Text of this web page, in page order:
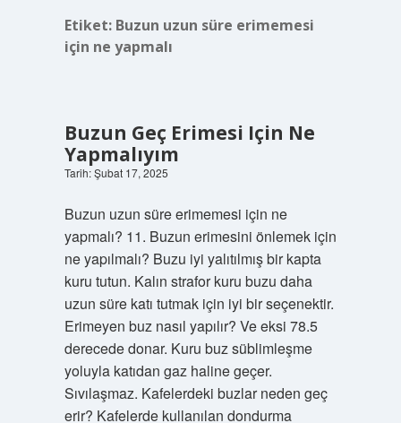
Etiket: Buzun uzun süre erimemesi
için ne yapmalı
Buzun Geç Erimesi Için Ne
Yapmalıyım
Tarih: Şubat 17, 2025
Buzun uzun süre erimemesi için ne
yapmalı? 11. Buzun erimesini önlemek için
ne yapılmalı? Buzu iyi yalıtılmış bir kapta
kuru tutun. Kalın strafor kuru buzu daha
uzun süre katı tutmak için iyi bir seçenektir.
Erimeyen buz nasıl yapılır? Ve eksi 78.5
derecede donar. Kuru buz süblimleşme
yoluyla katıdan gaz haline geçer.
Sıvılaşmaz. Kafelerdeki buzlar neden geç
erir? Kafelerde kullanılan dondurma